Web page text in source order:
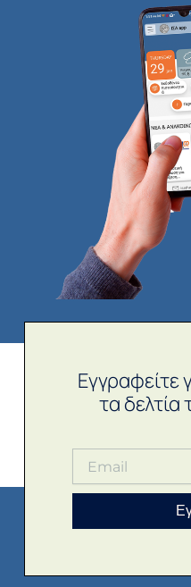
Εγγραφείτε
τα δελτία